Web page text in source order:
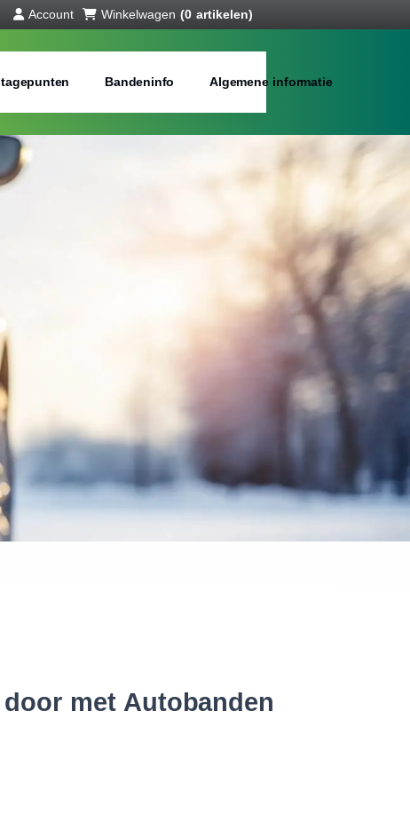
Account Winkelwagen (0 artikelen)
Bandeninfo Algemene informatie
banden
met Autobanden